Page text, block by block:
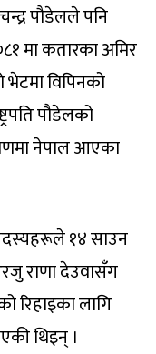
पौडेलले पनि
मा कतारका अमिर
विपिनको
पौडेलको
नेपाल आएका
१४ साउन
राणा देउवासँग
रिहाइका लागि
थिइन् ।